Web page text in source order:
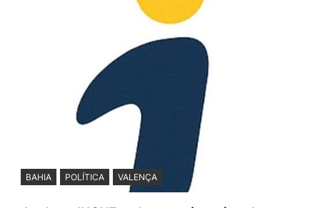
BAHIA POLÍTICA VALENÇA